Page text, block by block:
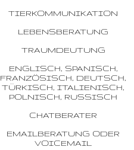
TIERKOMMUNIKATION
LEBENSBERATUNG
TRAUMDEUTUNG
ENGLISCH, SPANISCH,
FRANZÖSISCH, DEUTSCH,
TÜRKISCH, ITALIENISCH,
POLNISCH, RUSSISCH
CHATBERATER
EMAILBERATUNG ODER
VOICEMAIL